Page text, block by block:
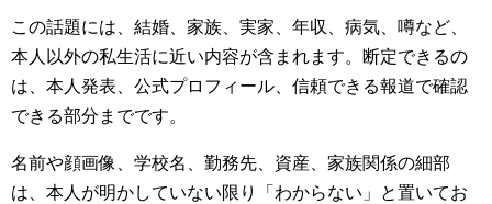
この話題には、結婚、家族、実家、年収、病気、噂など、
本人以外の私生活に近い内容が含まれます。断定できるの
は、本人発表、公式プロフィール、信頼できる報道で確認
できる部分までです。
名前や顔画像、学校名、勤務先、資産、家族関係の細部
は、本人が明かしていない限り「わからない」と置いてお